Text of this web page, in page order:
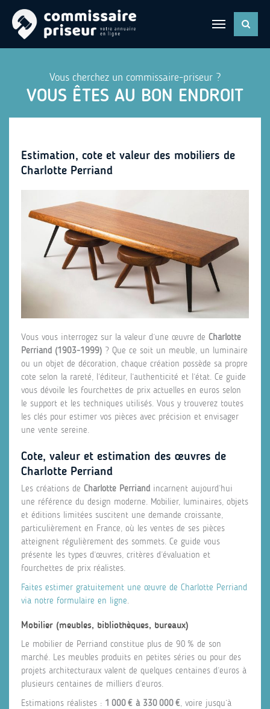
Vous cherchez un commissaire-priseur ?
VOUS ÊTES AU BON ENDROIT
Estimation, cote et valeur des mobiliers de
Charlotte Perriand
Vous vous interrogez sur la valeur d’une œuvre de Charlotte
Perriand (1903‑1999) ? Que ce soit un meuble, un luminaire
ou un objet de décoration, chaque création possède sa propre
cote selon la rareté, l’éditeur, l’authenticité et l’état. Ce guide
vous dévoile les fourchettes de prix actuelles en euros selon
le support et les techniques utilisés. Vous y trouverez toutes
les clés pour estimer vos pièces avec précision et envisager
une vente sereine.
Cote, valeur et estimation des œuvres de
Charlotte Perriand
Les créations de Charlotte Perriand incarnent aujourd’hui
une référence du design moderne. Mobilier, luminaires, objets
et éditions limitées suscitent une demande croissante,
particulièrement en France, où les ventes de ses pièces
atteignent régulièrement des sommets. Ce guide vous
présente les types d’œuvres, critères d’évaluation et
fourchettes de prix réalistes.
Faites estimer gratuitement une œuvre de Charlotte Perriand
via notre formulaire en ligne.
Mobilier (meubles, bibliothèques, bureaux)
Le mobilier de Perriand constitue plus de 90 % de son
marché. Les meubles produits en petites séries ou pour des
projets architecturaux valent de quelques centaines d’euros à
plusieurs centaines de milliers d’euros.
Estimations réalistes : 1 000 € à 330 000 €, voire jusqu’à